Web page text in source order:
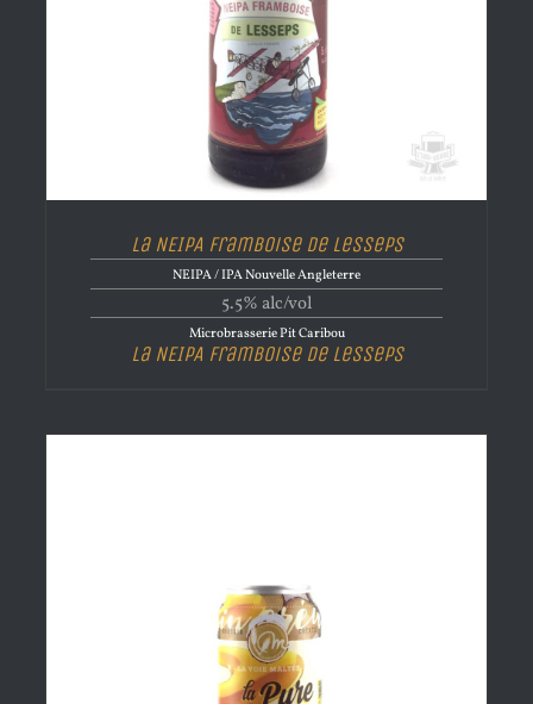
La NEIPA Framboise de Lesseps
NEIPA / IPA Nouvelle Angleterre
5.5% alc/vol
Microbrasserie Pit Caribou
La NEIPA Framboise de Lesseps